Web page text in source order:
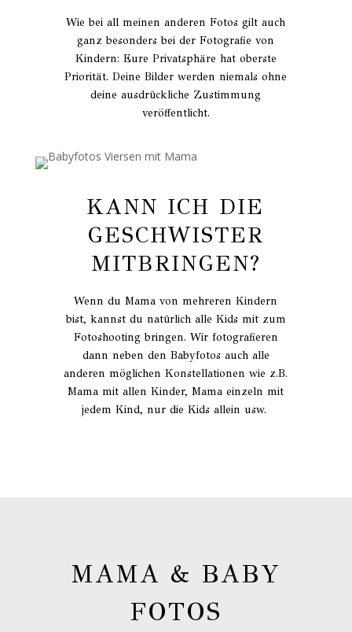
Wie bei all meinen anderen Fotos gilt auch
ganz besonders bei der Fotografie von
Kindern: Eure Privatsphäre hat oberste
Priorität. Deine Bilder werden niemals ohne
deine ausdrückliche Zustimmung
veröffentlicht.
KANN ICH DIE
GESCHWISTER
MITBRINGEN?
Wenn du Mama von mehreren Kindern
bist, kannst du natürlich alle Kids mit zum
Fotoshooting bringen. Wir fotografieren
dann neben den Babyfotos auch alle
anderen möglichen Konstellationen wie z.B.
Mama mit allen Kinder, Mama einzeln mit
jedem Kind, nur die Kids allein usw.
MAMA & BABY
FOTOS